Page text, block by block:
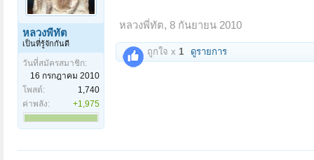
หลวงพี่ทัต
เป็นที่รู้จักกันดี
วันที่สมัครสมาชิก:
16 กรกฎาคม 2010
โพสต์:
1,740
ค่าพลัง:
+1,975
หลวงพี่ทัต, 8 กันยายน 2010
ถูกใจ x 1 ดูรายการ